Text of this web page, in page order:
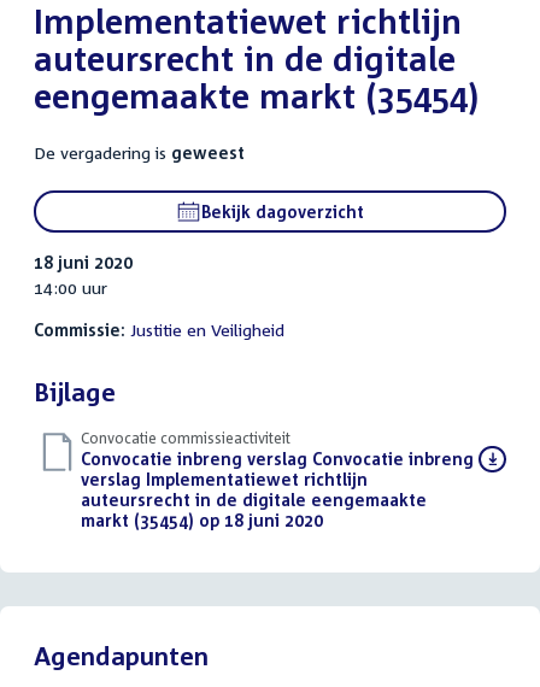
:Implementatiewet richtlijn
auteursrecht in de digitale
eengemaakte markt (35454)
De vergadering is geweest
Bekijk dagoverzicht
18 juni 2020
14:00 uur
Commissie: Justitie en Veiligheid
Bijlage
Convocatie commissieactiviteit
Download
bestand:
Convocatie inbreng verslag Convocatie inbreng
verslag Implementatiewet richtlijn
auteursrecht in de digitale eengemaakte
markt (35454) op 18 juni 2020(PDF)
Agendapunten